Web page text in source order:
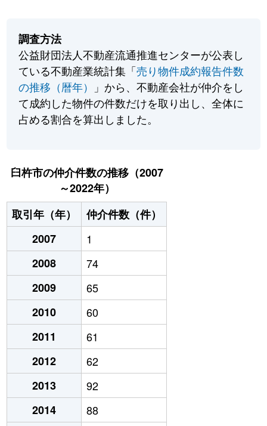
調査方法
公益財団法人不動産流通推進センターが公表し
ている不動産業統計集「売り物件成約報告件数
の推移（暦年）
」から、不動産会社が仲介をし
て成約した物件の件数だけを取り出し、全体に
占める割合を算出しました。
臼杵市の仲介件数の推移（2007
～2022年）
取引年（年）
仲介件数（件）
2007
1
2008
74
2009
65
2010
60
2011
61
2012
62
2013
92
2014
88